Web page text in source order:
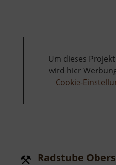
Um dieses
wird hier
Cookie-
Radstube